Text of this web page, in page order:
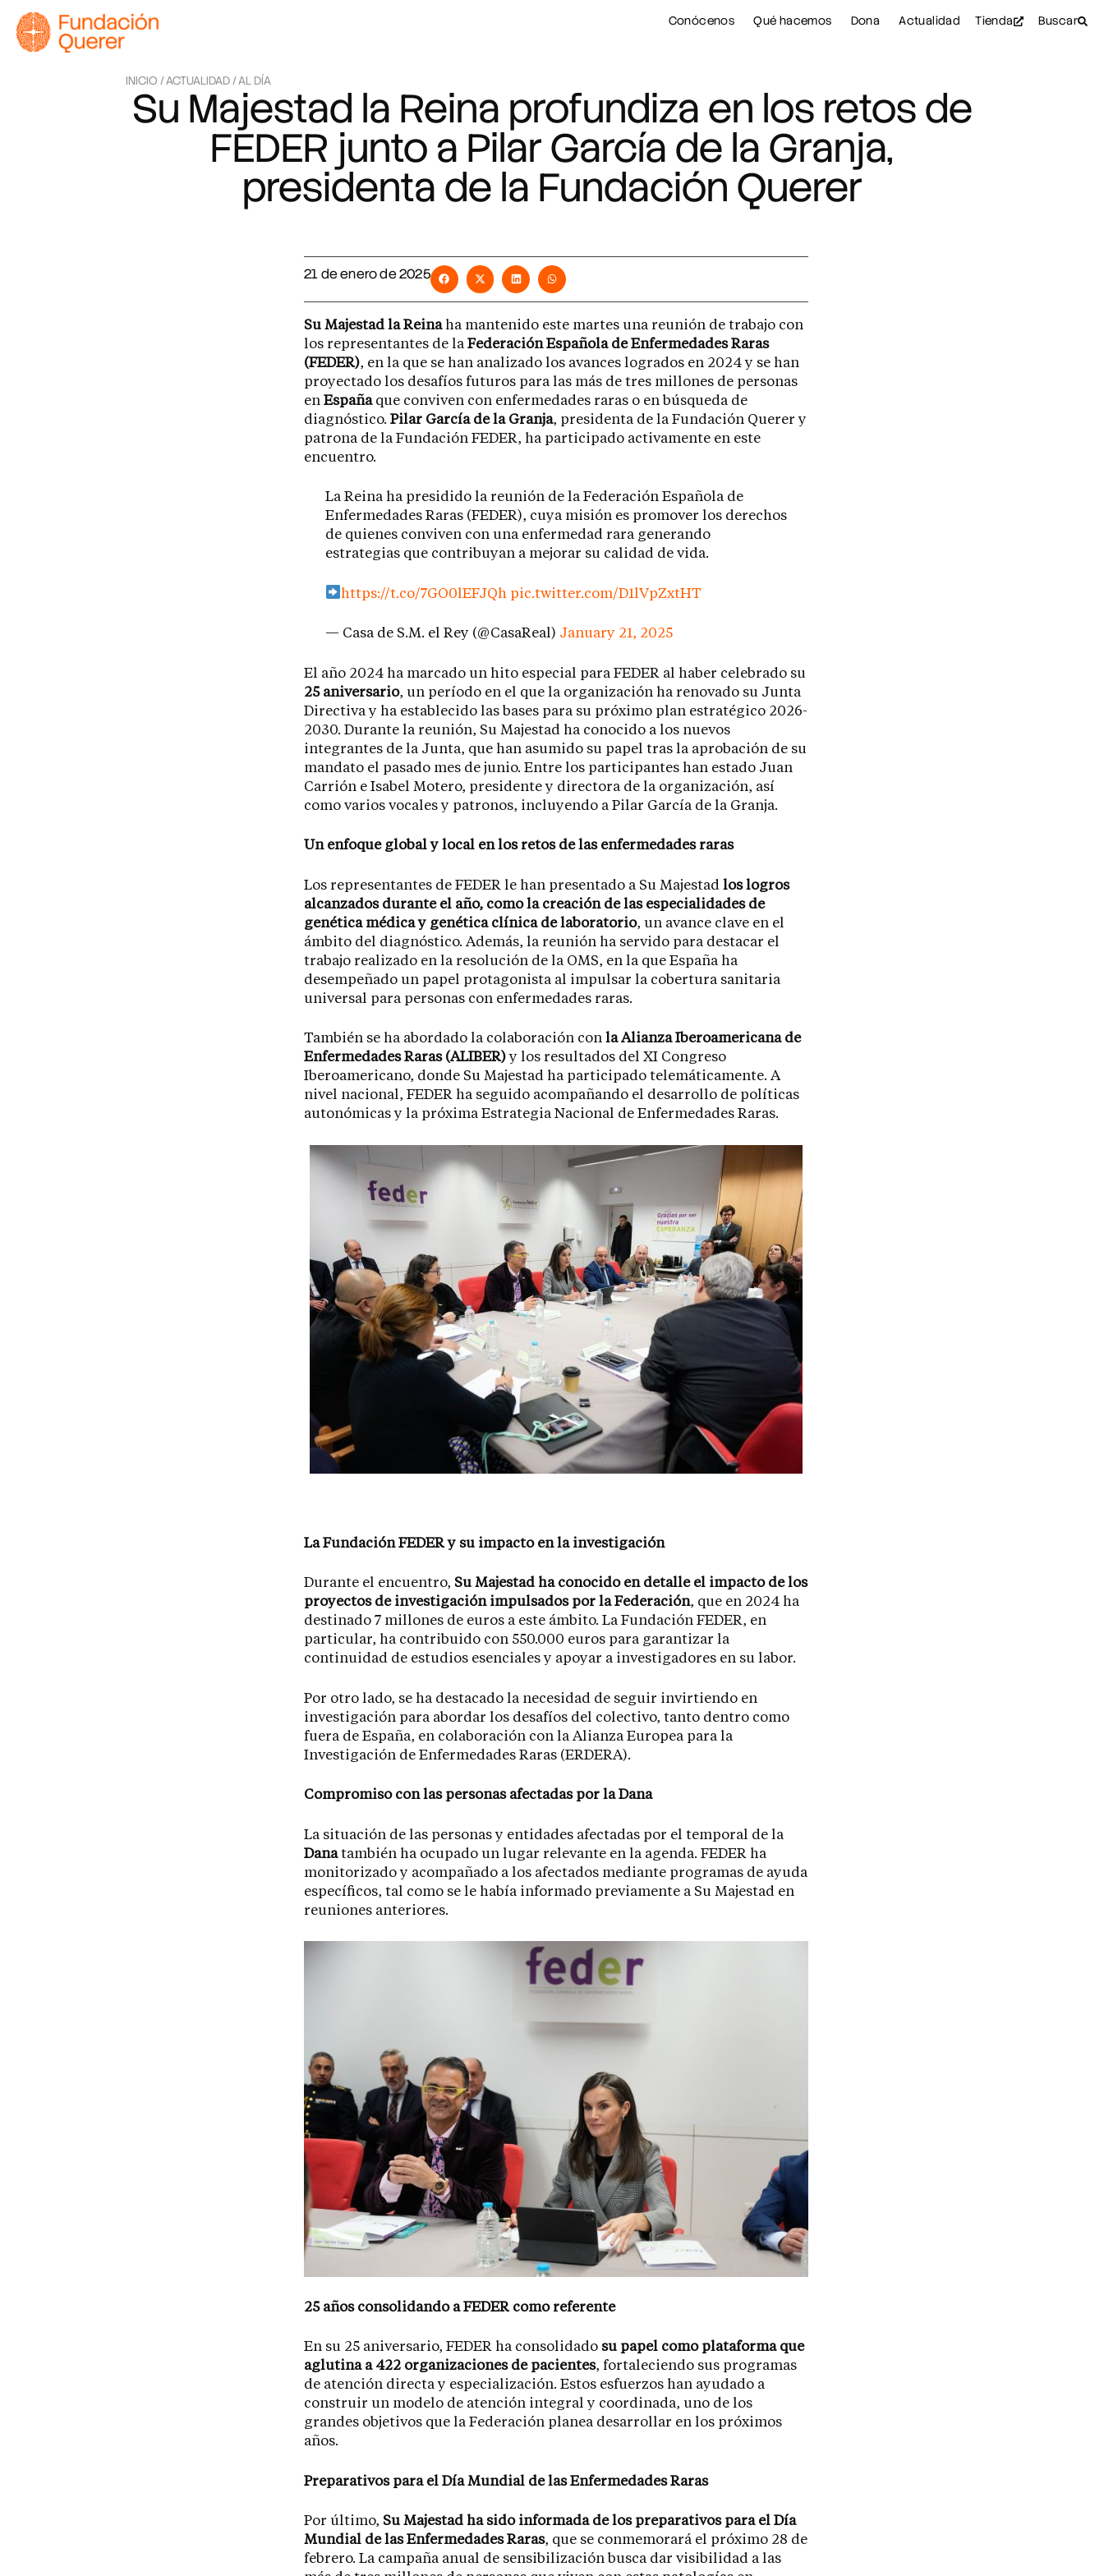
Conócenos Qué hacemos Dona Actualidad Tienda Buscar
INICIO /ACTUALIDAD /AL DÍA
Su Majestad la Reina profundiza en los retos de
FEDER junto a Pilar García de la Granja,
presidenta de la Fundación Querer
21 de enero de 2025
Su Majestad la Reinaha mantenido este martes una reunión de trabajo con
los representantes de la Federación Española de Enfermedades Raras
(FEDER), en la que se han analizado los avances logrados en 2024 y se han
proyectado los desafíos futuros para las más de tres millones de personas
en Españaque conviven con enfermedades raras o en búsqueda de
diagnóstico. Pilar García de la Granja, presidenta de la Fundación Querer y
patrona de la Fundación FEDER, ha participado activamente en este
encuentro.
La Reina ha presidido la reunión de la Federación Española de
Enfermedades Raras (FEDER), cuya misión es promover los derechos
de quienes conviven con una enfermedad rara generando
estrategias que contribuyan a mejorar su calidad de vida.
https://t.co/7GO0lEFJQh pic.twitter.com/D1lVpZxtHT
— Casa de S.M. el Rey (@CasaReal) January 21, 2025
El año 2024 ha marcado un hito especial para FEDER al haber celebrado su
25 aniversario, un período en el que la organización ha renovado su Junta
Directiva y ha establecido las bases para su próximo plan estratégico 2026-
2030. Durante la reunión, Su Majestad ha conocido a los nuevos
integrantes de la Junta, que han asumido su papel tras la aprobación de su
mandato el pasado mes de junio. Entre los participantes han estado Juan
Carrión e Isabel Motero, presidente y directora de la organización, así
como varios vocales y patronos, incluyendo a Pilar García de la Granja.
Un enfoque global y local en los retos de las enfermedades raras
Los representantes de FEDER le han presentado a Su Majestad los logros
alcanzados durante el año, como la creación de las especialidades de
genética médica y genética clínica de laboratorio, un avance clave en el
ámbito del diagnóstico. Además, la reunión ha servido para destacar el
trabajo realizado en la resolución de la OMS, en la que España ha
desempeñado un papel protagonista al impulsar la cobertura sanitaria
universal para personas con enfermedades raras.
También se ha abordado la colaboración con la Alianza Iberoamericana de
Enfermedades Raras (ALIBER)y los resultados del XI Congreso
Iberoamericano, donde Su Majestad ha participado telemáticamente. A
nivel nacional, FEDER ha seguido acompañando el desarrollo de políticas
autonómicas y la próxima Estrategia Nacional de Enfermedades Raras.
La Fundación FEDER y su impacto en la investigación
Durante el encuentro, Su Majestad ha conocido en detalle el impacto de los
proyectos de investigación impulsados por la Federación, que en 2024 ha
destinado 7 millones de euros a este ámbito. La Fundación FEDER, en
particular, ha contribuido con 550.000 euros para garantizar la
continuidad de estudios esenciales y apoyar a investigadores en su labor.
Por otro lado, se ha destacado la necesidad de seguir invirtiendo en
investigación para abordar los desafíos del colectivo, tanto dentro como
fuera de España, en colaboración con la Alianza Europea para la
Investigación de Enfermedades Raras (ERDERA).
Compromiso con las personas afectadas por la Dana
La situación de las personas y entidades afectadas por el temporal de la
Danatambién ha ocupado un lugar relevante en la agenda. FEDER ha
monitorizado y acompañado a los afectados mediante programas de ayuda
específicos, tal como se le había informado previamente a Su Majestad en
reuniones anteriores.
25 años consolidando a FEDER como referente
En su 25 aniversario, FEDER ha consolidado su papel como plataforma que
aglutina a 422 organizaciones de pacientes, fortaleciendo sus programas
de atención directa y especialización. Estos esfuerzos han ayudado a
construir un modelo de atención integral y coordinada, uno de los
grandes objetivos que la Federación planea desarrollar en los próximos
años.
Preparativos para el Día Mundial de las Enfermedades Raras
Por último, Su Majestad ha sido informada de los preparativos para el Día
Mundial de las Enfermedades Raras, que se conmemorará el próximo 28 de
febrero. La campaña anual de sensibilización busca dar visibilidad a las